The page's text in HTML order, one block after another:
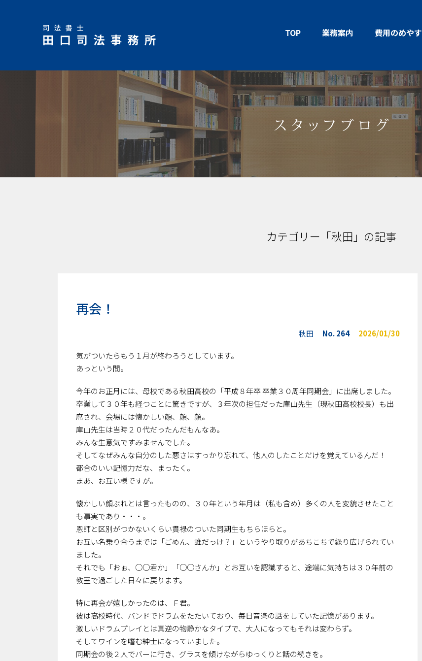
TOP 業務案内 費用のめやす
カテゴリー「秋田」の記事
再会！
秋田 No. 264 2026/01/30
気がついたらもう１月が終わろうとしています。
あっという間。
今年のお正月には、母校である秋田高校の「平成８年卒 卒業３０周年同期会」に出席しました。
卒業して３０年も経つことに驚きですが、３年次の担任だった庫山先生（現秋田高校校長）も出
席され、会場には懐かしい顔、顔、顔。
庫山先生は当時２０代だったんだもんなあ。
みんな生意気ですみませんでした。
そしてなぜみんな自分のした悪さはすっかり忘れて、他人のしたことだけを覚えているんだ！
都合のいい記憶力だな、まったく。
まあ、お互い様ですが。
懐かしい顔ぶれとは言ったものの、３０年という年月は（私も含め）多くの人を変貌させたこと
も事実であり・・・。
恩師と区別がつかないくらい貫禄のついた同期生もちらほらと。
お互い名乗り合うまでは「ごめん、誰だっけ？」というやり取りがあちこちで繰り広げられてい
ました。
それでも「おぉ、○○君か」「○○さんか」とお互いを認識すると、途端に気持ちは３０年前の
教室で過ごした日々に戻ります。
特に再会が嬉しかったのは、Ｆ君。
彼は高校時代、バンドでドラムをたたいており、毎日音楽の話をしていた記憶があります。
激しいドラムプレイとは真逆の物静かなタイプで、大人になってもそれは変わらず。
そしてワインを嗜む紳士になっていました。
同期会の後２人でバーに行き、グラスを傾けながらゆっくりと話の続きを。